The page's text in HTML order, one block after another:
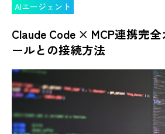
AIエージェント
Claude Code × MCP連携完
ールとの接続方法